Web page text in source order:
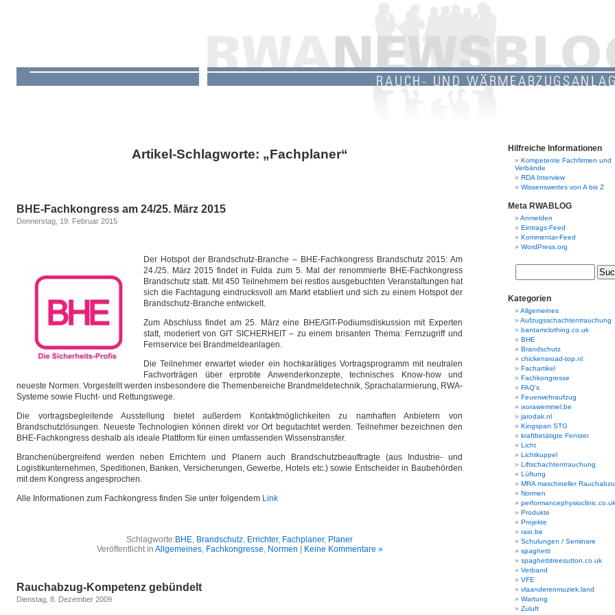
Artikel-Schlagworte: „Fachplaner“
BHE-Fachkongress am 24/25. März 2015
Donnerstag, 19. Februar 2015
Der Hotspot der Brandschutz-Branche – BHE-Fachkongress Brandschutz 2015: Am
24./25. März 2015 findet in Fulda zum 5. Mal der renommierte BHE-Fachkongress
Brandschutz statt. Mit 450 Teilnehmern bei restlos ausgebuchten Veranstaltungen hat
sich die Fachtagung eindrucksvoll am Markt etabliert und sich zu einem Hotspot der
Brandschutz-Branche entwickelt.
Zum Abschluss findet am 25. März eine BHE/GIT-Podiumsdiskussion mit Experten
statt, moderiert von GIT SICHERHEIT – zu einem brisanten Thema: Fernzugriff und
Fernservice bei Brandmeldeanlagen.
Die Teilnehmer erwartet wieder ein hochkarätiges Vortragsprogramm mit neutralen
Fachvorträgen über erprobte Anwenderkonzepte, technisches Know-how und
neueste Normen. Vorgestellt werden insbesondere die Themenbereiche Brandmeldetechnik, Sprachalarmierung, RWA-
Systeme sowie Flucht- und Rettungswege.
Die vortragsbegleitende Ausstellung bietet außerdem Kontaktmöglichkeiten zu namhaften Anbietern von
Brandschutzlösungen. Neueste Technologien können direkt vor Ort begutachtet werden. Teilnehmer bezeichnen den
BHE-Fachkongress deshalb als ideale Plattform für einen umfassenden Wissenstransfer.
Branchenübergreifend werden neben Errichtern und Planern auch Brandschutzbeauftragte (aus Industrie- und
Logistikunternehmen, Speditionen, Banken, Versicherungen, Gewerbe, Hotels etc.) sowie Entscheider in Baubehörden
mit dem Kongress angesprochen.
Alle Informationen zum Fachkongress finden Sie unter folgendem Link
Schlagworte:BHE, Brandschutz, Errichter, Fachplaner, Planer
Veröffentlicht in Allgemeines, Fachkongresse, Normen Keine Kommentare »
Rauchabzug-Kompetenz gebündelt
Dienstag, 8. Dezember 2009
Hilfreiche Informationen
Kompetente Fachfirmen und
Verbände
RDA Interview
Wissenswertes von A bis Z
Meta RWABLOG
Anmelden
Eintrags-Feed
Kommentar-Feed
WordPress.org
Kategorien
Allgemeines
Aufzugsschachtentrauchung
bantamclothing.co.uk
BHE
Brandschutz
chickensroad-top.nl
Fachartikel
Fachkongresse
FAQ's
Feuerwehraufzug
ixorawemmel.be
jarodak.nl
Kingspan STG
kraftbetätigte Fenster
Licht
Lichtkuppel
Liftschachtentrauchung
Lüftung
MRA maschineller
Normen
performancephysioclinic.co.uk
Produkte
Projekte
raio.be
Schulungen / Seminare
spaghetti
spaghettitreesutton.co.uk
Verband
VFE
vlaanderenmuziek.land
Wartung
Zuluft